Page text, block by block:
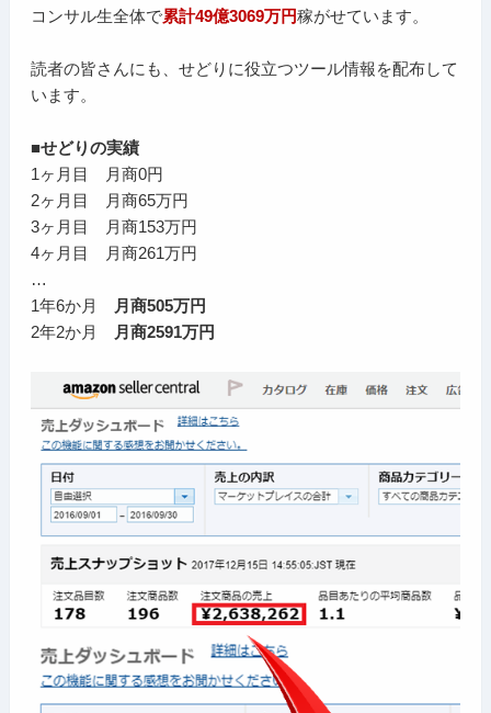
コンサル生全体で累計49億3069万円稼がせています。
読者の皆さんにも、せどりに役立つツール情報を配布して
います。
■せどりの実績
1ヶ月目 月商0円
2ヶ月目 月商65万円
3ヶ月目 月商153万円
4ヶ月目 月商261万円
…
1年6か月
月商505万円
2年2か月
月商2591万円